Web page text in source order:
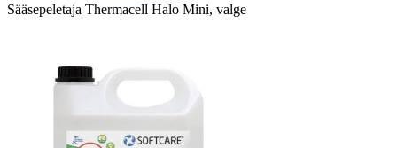
Sääsepeletaja Thermacell Halo Mini, valge